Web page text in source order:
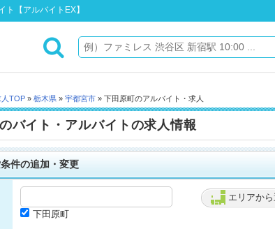
ト【アルバイトEX】
人TOP » 栃木県 » 宇都宮市 » 下田原町のアルバイト・求人
バイト・アルバイトの求人情報
件の追加・変更
エリアか
下田原町